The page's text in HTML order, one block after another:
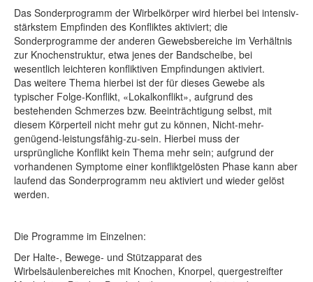
Das Sonderprogramm der Wirbelkörper wird hierbei bei intensiv-
stärkstem Empfinden des Konfliktes aktiviert; die
Sonderprogramme der anderen Gewebsbereiche im Verhältnis
zur Knochenstruktur, etwa jenes der Bandscheibe, bei
wesentlich leichteren konfliktiven Empfindungen aktiviert.
Das weitere Thema hierbei ist der für dieses Gewebe als
typischer Folge-Konflikt, «Lokalkonflikt», aufgrund des
bestehenden Schmerzes bzw. Beeinträchtigung selbst, mit
diesem Körperteil nicht mehr gut zu können, Nicht-mehr-
genügend-leistungsfähig-zu-sein. Hierbei muss der
ursprüngliche Konflikt kein Thema mehr sein; aufgrund der
vorhandenen Symptome einer konfliktgelösten Phase kann aber
laufend das Sonderprogramm neu aktiviert und wieder gelöst
werden.
Die Programme im Einzelnen:
Der Halte-, Bewege- und Stützapparat des
Wirbelsäulenbereiches mit Knochen, Knorpel, quergestreifter